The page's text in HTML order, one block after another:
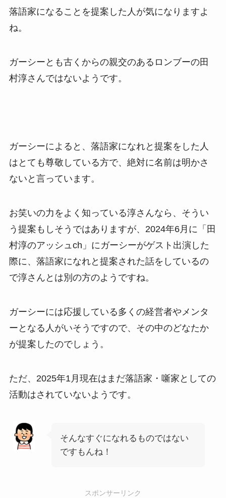
落語家になることを提案した人が気になりますよ
ね。
ガーシーとも古くからの親交のあるロンブーの田
村淳さんではないようです。
ガーシーによると、落語家になれと提案をした人
はとても尊敬している方で、絶対に名前は明かさ
ないと言っています。
お笑いの力をよく知っている淳さんなら、そうい
う提案もしそうではありますが、2024年6月に「 田
村淳のアッシュch」にガーシーがゲスト出演した
際に、落語家になれと提案された話をしているの
で淳さんとは別の方のようですね。
ガーシーには応援している多くの経営者やメンタ
ーとなる人がいそうですので、その中のどなたか
が提案したのでしょう。
ただ、2025年1月現在はまだ落語家・噺家としての
活動はされていないようです。
そんなすぐになれるものではない
ですもんね！
スポンサーリンク